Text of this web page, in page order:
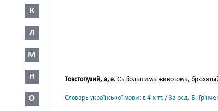
К
Л
М
Н
О
Товстопузий, а, е. Съ большимъ животомъ,
Словарь української мови: в 4-х тт. / За ред. Б.